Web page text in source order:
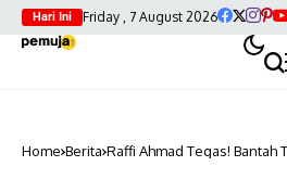
Hari Ini Friday , 7 August 2026
Home Berita Raffi Ahmad Tegas! Bantah